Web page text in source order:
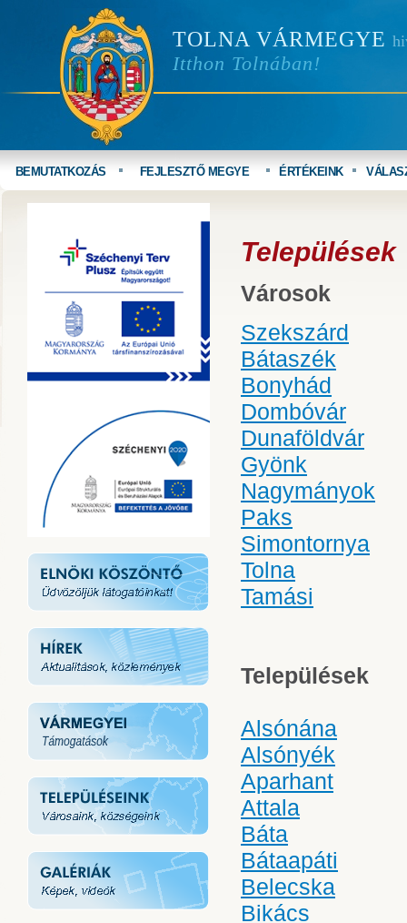
TOLNA VÁRMEGYE
Itthon Tolnában!
BEMUTATKOZÁS FEJLESZTŐ MEGYE ÉRTÉKEINK
Települések
Városok
Szekszárd
Bátaszék
Bonyhád
Dombóvár
Dunaföldvár
Gyönk
Nagymányok
Paks
Simontornya
Tolna
Tamási
Települések
Alsónána
Alsónyék
Aparhant
Attala
Báta
Bátaapáti
Belecska
Bikács